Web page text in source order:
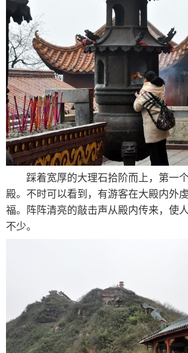
踩着宽厚的大理石拾阶而上，第一个
殿。不时可以看到，有游客在大殿内外
福。阵阵清亮的敲击声从殿内传来，使
不少。